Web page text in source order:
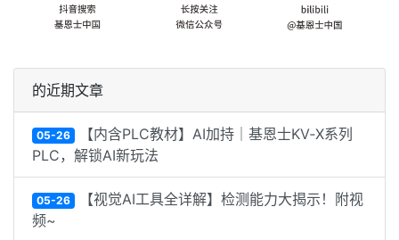
的近期文章
05-26 【内含PLC教材】AI加持｜基恩士KV‑X系列
PLC，解锁AI新玩法
05-26 【视觉AI工具全详解】检测能力大揭示！附视
频~